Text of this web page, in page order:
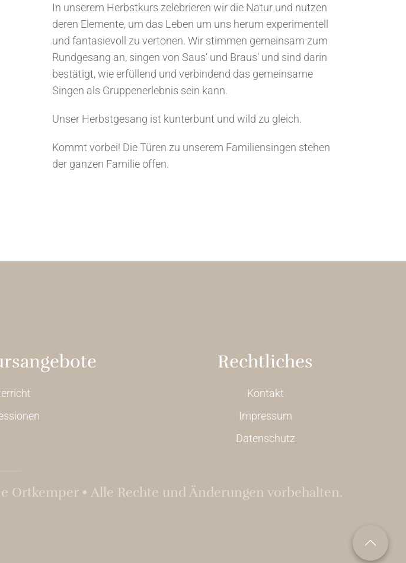
In unserem Herbstkurs zelebrieren wir die Natur und nutzen
deren Elemente, um das Leben um uns herum experimentell
und fantasievoll zu vertonen. Wir stimmen gemeinsam zum
Rundgesang an, singen von Saus‘ und Braus‘ und sind darin
bestätigt, wie erfüllend und verbindend das gemeinsame
Singen als Gruppenerlebnis sein kann.
Unser Herbstgesang ist kunterbunt und wild zu gleich.
Kommt vorbei! Die Türen zu unserem Familiensingen stehen
der ganzen Familie offen.
Rechtliches
Kontakt
Impressum
Datenschutz
• Alle Rechte und Änderungen vorbehalten.